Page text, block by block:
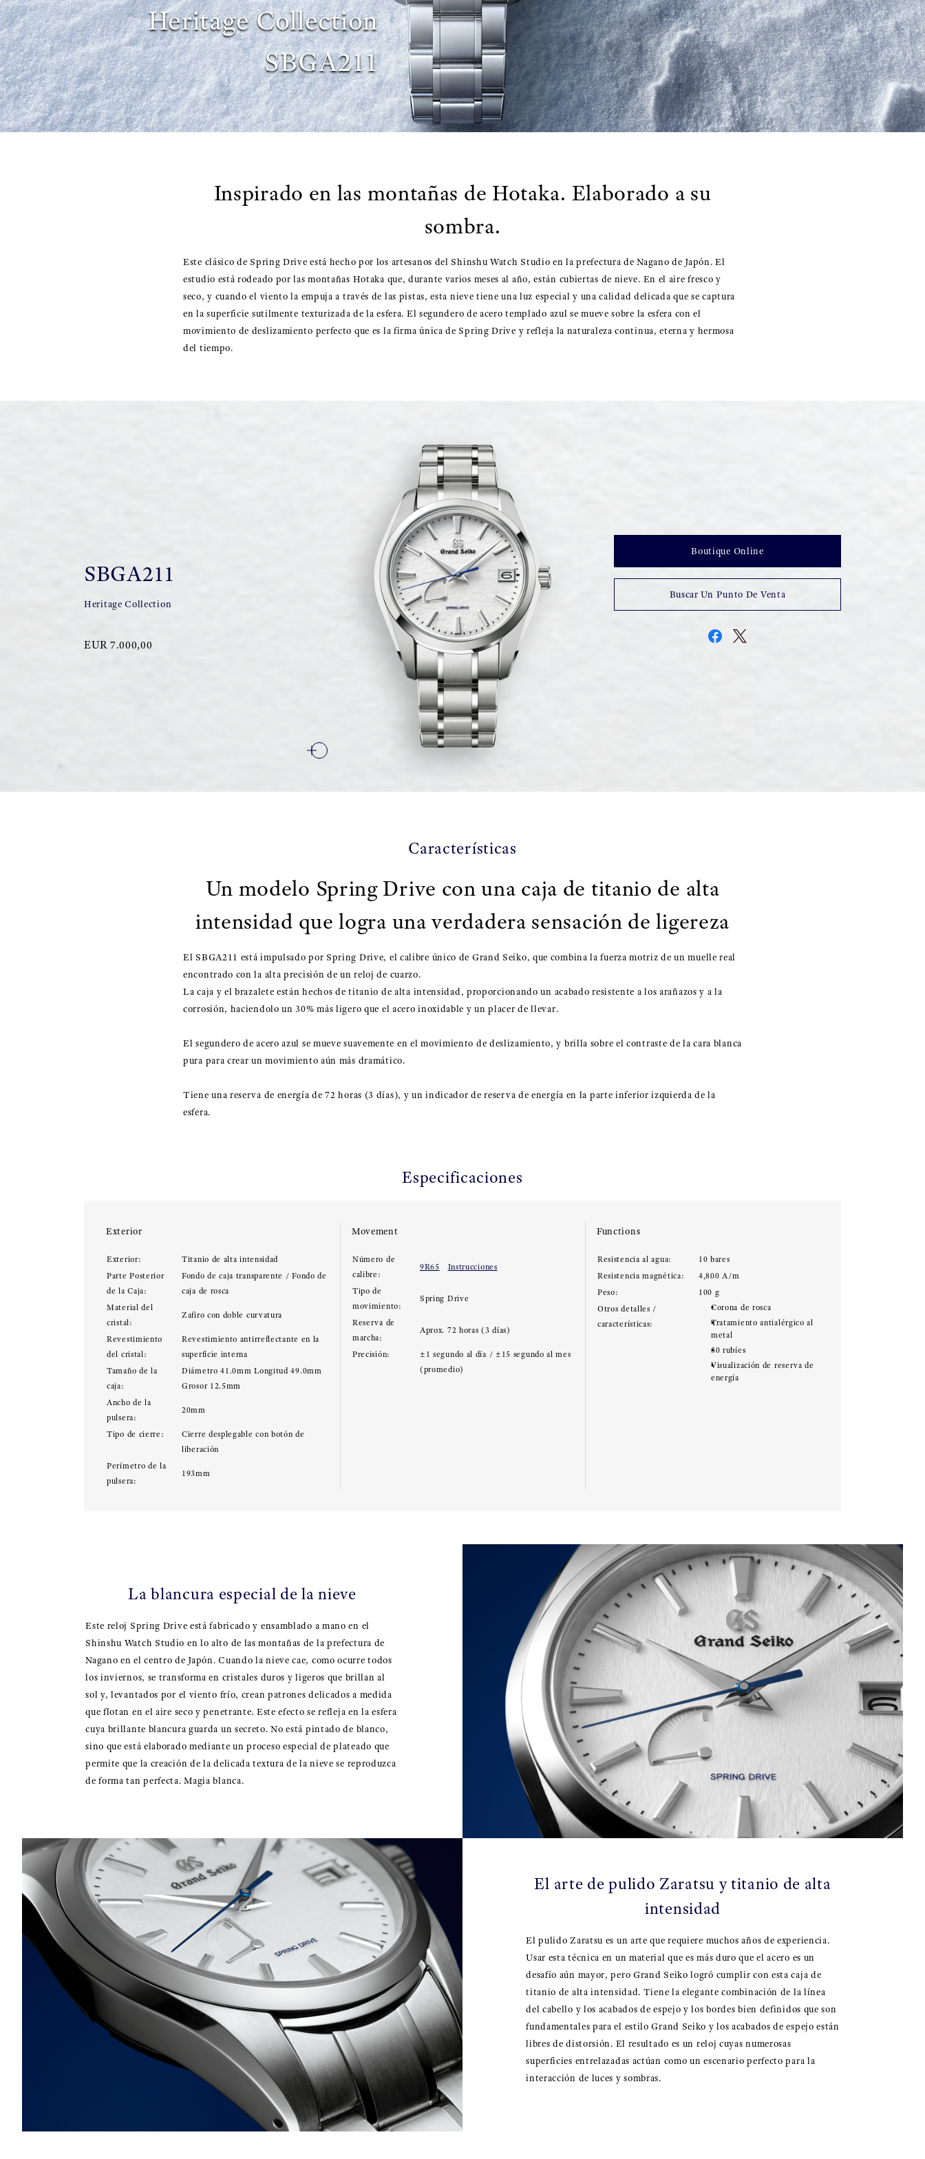
Heritage Collection
SBGA211
Inspirado en las montañas de Hotaka. Elaborado a su
sombra.
Este clásico de Spring Drive está hecho por los artesanos del Shinshu Watch Studio en la prefectura de Nagano de Japón. El
estudio está rodeado por las montañas Hotaka que, durante varios meses al año, están cubiertas de nieve. En el aire fresco y
seco, y cuando el viento la empuja a través de las pistas, esta nieve tiene una luz especial y una calidad delicada que se captura
en la superficie sutilmente texturizada de la esfera. El segundero de acero templado azul se mueve sobre la esfera con el
movimiento de deslizamiento perfecto que es la firma única de Spring Drive y refleja la naturaleza continua, eterna y hermosa
del tiempo.
SBGA211
Heritage Collection
EUR 7.000,00
Boutique Online
Buscar Un Punto De Venta
Características
Un modelo Spring Drive con una caja de titanio de alta
intensidad que logra una verdadera sensación de ligereza
El SBGA211 está impulsado por Spring Drive, el calibre único de Grand Seiko, que combina la fuerza motriz de un muelle real
encontrado con la alta precisión de un reloj de cuarzo.
La caja y el brazalete están hechos de titanio de alta intensidad, proporcionando un acabado resistente a los arañazos y a la
corrosión, haciendolo un 30% más ligero que el acero inoxidable y un placer de llevar.
El segundero de acero azul se mueve suavemente en el movimiento de deslizamiento, y brilla sobre el contraste de la cara blanca
pura para crear un movimiento aún más dramático.
Tiene una reserva de energía de 72 horas (3 días), y un indicador de reserva de energía en la parte inferior izquierda de la
esfera.
Especificaciones
Exterior
Exterior:
Titanio de alta intensidad
Parte Posterior
de la Caja:
Fondo de caja transparente / Fondo de
caja de rosca
Material del
cristal:
Zafiro con doble curvatura
Revestimiento
del cristal:
Revestimiento antirreflectante en la
superficie interna
Tamaño de la
caja:
Diámetro 41.0mm Longitud 49.0mm
Grosor 12.5mm
Ancho de la
pulsera:
20mm
Tipo de cierre:
Cierre desplegable con botón de
liberación
Perímetro de la
pulsera:
193mm
Movement
Número de
calibre:
9R65 Instrucciones
Tipo de
movimiento:
Spring Drive
Reserva de
marcha:
Aprox. 72 horas (3 días)
Precisión:
±1 segundo al día / ±15 segundo al mes
(promedio)
Functions
Resistencia al agua:
10 bares
Resistencia magnética:
4,800 A/m
Peso:
100 g
Otros detalles /
características:
Corona de rosca
Tratamiento antialérgico al
metal
30 rubíes
Visualización de reserva de
energía
La blancura especial de la nieve
Este reloj Spring Drive está fabricado y ensamblado a mano en el
Shinshu Watch Studio en lo alto de las montañas de la prefectura de
Nagano en el centro de Japón. Cuando la nieve cae, como ocurre todos
los inviernos, se transforma en cristales duros y ligeros que brillan al
sol y, levantados por el viento frío, crean patrones delicados a medida
que flotan en el aire seco y penetrante. Este efecto se refleja en la esfera
cuya brillante blancura guarda un secreto. No está pintado de blanco,
sino que está elaborado mediante un proceso especial de plateado que
permite que la creación de la delicada textura de la nieve se reproduzca
de forma tan perfecta. Magia blanca.
El arte de pulido Zaratsu y titanio de alta
intensidad
El pulido Zaratsu es un arte que requiere muchos años de experiencia.
Usar esta técnica en un material que es más duro que el acero es un
desafío aún mayor, pero Grand Seiko logró cumplir con esta caja de
titanio de alta intensidad. Tiene la elegante combinación de la línea
del cabello y los acabados de espejo y los bordes bien definidos que son
fundamentales para el estilo Grand Seiko y los acabados de espejo están
libres de distorsión. El resultado es un reloj cuyas numerosas
superficies entrelazadas actúan como un escenario perfecto para la
interacción de luces y sombras.